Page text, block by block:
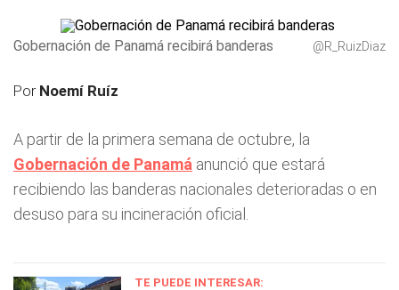
Gobernación de Panamá recibirá banderas @R_RuizDiaz
Por Noemí Ruíz
A partir de la primera semana de octubre, la
Gobernación de Panamá anunció que estará
recibiendo las banderas nacionales deterioradas o en
desuso para su incineración oficial.
TE PUEDE INTERESAR: